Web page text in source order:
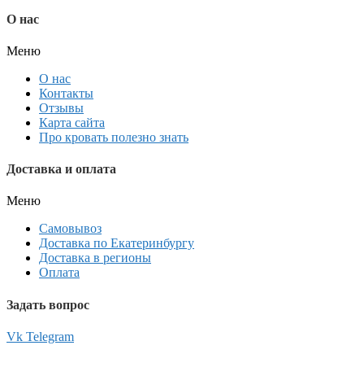
О нас
Меню
О нас
Контакты
Отзывы
Карта сайта
Про кровать полезно знать
Доставка и оплата
Меню
Самовывоз
Доставка по Екатеринбургу
Доставка в регионы
Оплата
Задать вопрос
Vk Telegram